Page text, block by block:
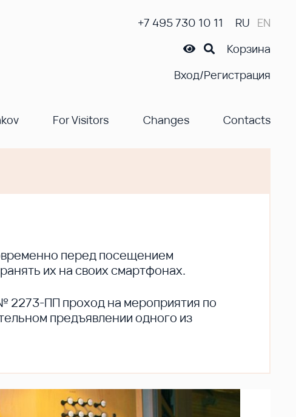
+7 495 730 10 11 RU EN
Корзина
Вход/Регистрация
For Visitors Changes Contacts
перед посещением
их на своих смартфонах.
2273-ПП проход на мероприятия по
предъявлении одного из